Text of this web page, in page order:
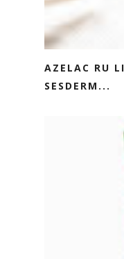
AZELAC RU
SESDERM...